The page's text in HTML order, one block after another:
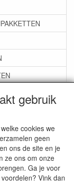
gebruik
cookies we
geen
ons de site en je
ze ons om onze
Ga je voor
Vink dan
€0,75